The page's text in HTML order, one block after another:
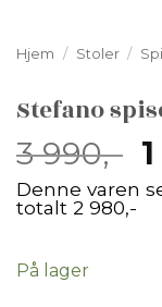
Hjem / Stoler /
Stefano
3 990,-
Denne varen
totalt 2 980,-
På lager